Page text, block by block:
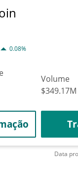
0.08%
Volume
$349.17M
Data